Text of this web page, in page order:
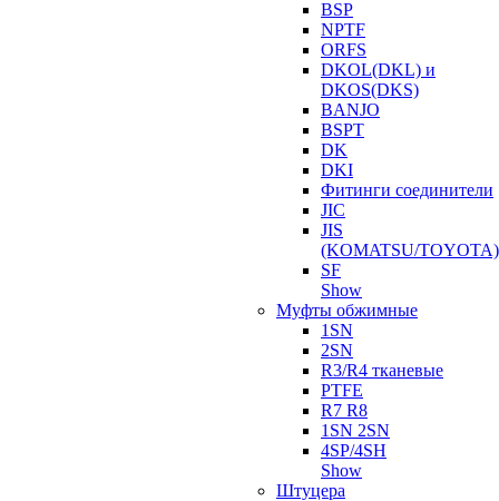
BSP
NPTF
ORFS
DKOL(DKL) и
DKOS(DKS)
BANJO
BSPT
DK
DKI
Фитинги соединители
JIC
JIS
(KOMATSU/TOYOTA)
SF
Show
Муфты обжимные
1SN
2SN
R3/R4 тканевые
PTFE
R7 R8
1SN 2SN
4SP/4SH
Show
Штуцера